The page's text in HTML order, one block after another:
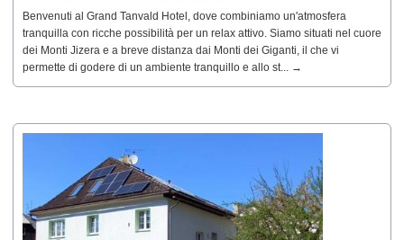
Benvenuti al Grand Tanvald Hotel, dove combiniamo un'atmosfera
tranquilla con ricche possibilità per un relax attivo. Siamo situati nel cuore
dei Monti Jizera e a breve distanza dai Monti dei Giganti, il che vi
permette di godere di un ambiente tranquillo e allo st... →